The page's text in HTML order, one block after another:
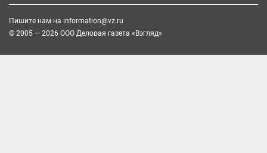
Пишите нам на information@vz.ru
© 2005 — 2026 ООО Деловая газета «Взгляд»